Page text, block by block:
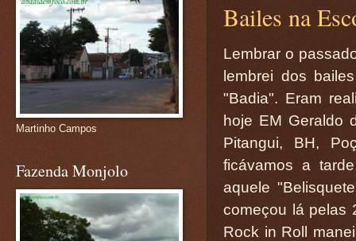
Bailes na
Lembrar o
lembrei dos
"Badia". Eram
hoje EM Geraldo
Pitangui, BH,
ficávamos a
aquele
começou lá pelas
Rock in Roll
Martinho Campos
Fazenda Monjolo